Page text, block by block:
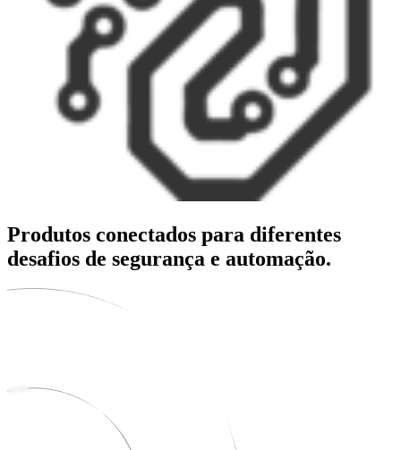
Produtos conectados para diferentes
desafios de segurança e automação.